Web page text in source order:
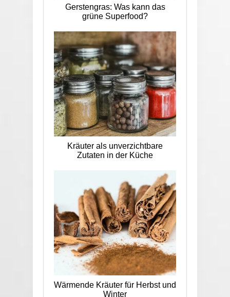
Gerstengras: Was kann das
grüne Superfood?
Kräuter als unverzichtbare
Zutaten in der Küche
Wärmende Kräuter für Herbst und
Winter